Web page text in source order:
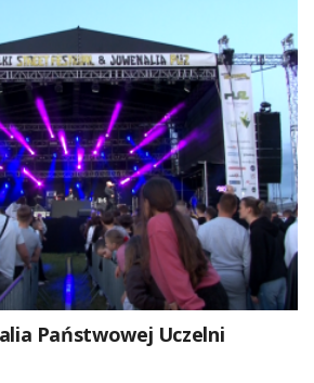
Państwowej Uczelni